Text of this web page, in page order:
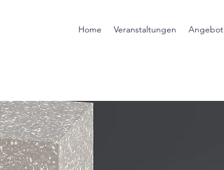
Home Veranstaltungen Angebot